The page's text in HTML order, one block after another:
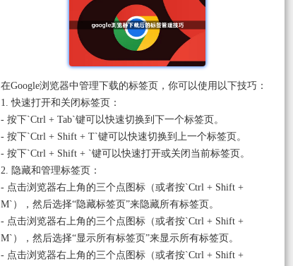
在Google浏览器中管理下载的标签页，你可以使用以下技巧：
1. 快速打开和关闭标签页：
- 按下`Ctrl + Tab`键可以快速切换到下一个标签页。
- 按下`Ctrl + Shift + T`键可以快速切换到上一个标签页。
- 按下`Ctrl + Shift + `键可以快速打开或关闭当前标签页。
2. 隐藏和管理标签页：
- 点击浏览器右上角的三个点图标（或者按`Ctrl + Shift +
M`），然后选择“隐藏标签页”来隐藏所有标签页。
- 点击浏览器右上角的三个点图标（或者按`Ctrl + Shift +
M`），然后选择“显示所有标签页”来显示所有标签页。
- 点击浏览器右上角的三个点图标（或者按`Ctrl + Shift +